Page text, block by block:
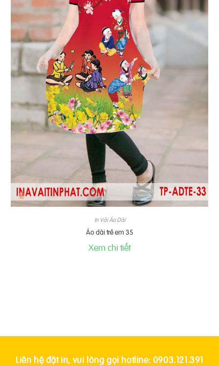
In Vải Áo Dài
Áo dài trẻ em 35
Xem chi tiết
Liên hệ đặt in, vui lòng gọi hotline: 0903.121.391